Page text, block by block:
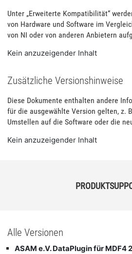
Unter „Erweiterte Kompatibilität“
von Hardware und Software im
von NI oder von anderen Anbietern
Kein anzuzeigender Inhalt
Zusätzliche Versionshinweise
Diese Dokumente enthalten andere
für die ausgewählte Version gelten, z.
Umstellen auf die Software oder die
Kein anzuzeigender Inhalt
Alle Versionen
ASAM e.V. DataPlugin für MDF4